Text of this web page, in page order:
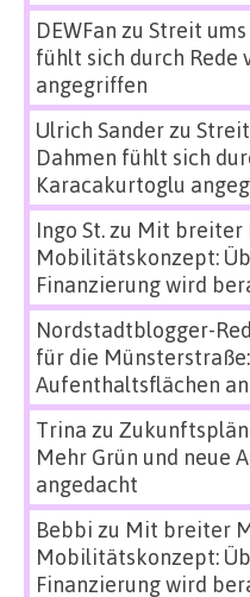
DEWFan zu Streit
fühlt sich durch Rede
angegriffen
Ulrich Sanderzu
Dahmen fühlt sich
Karacakurtoglu
Ingo St.zu Mit breiter
Mobilitätskonzept:
Finanzierung wird
Nordstadtblogger-
für die
Aufenthaltsflächen
Trina zu
Mehr Grün und neue
angedacht
Bebbi zu Mit breiter
Mobilitätskonzept:
Finanzierung wird